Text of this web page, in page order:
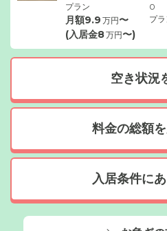
プラン
月額9.9 万円〜
(入居金8万円〜)
0
プラ
空き状況
料金の総額
入居条件に